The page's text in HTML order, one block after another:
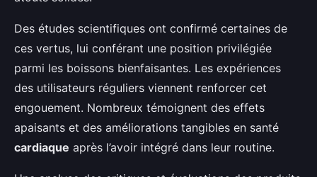
Des études scientifiques ont confirmé certaines de
ces vertus, lui conférant une position privilégiée
parmi les boissons bienfaisantes. Les expériences
des utilisateurs réguliers viennent renforcer cet
engouement. Nombreux témoignent des effets
apaisants et des améliorations tangibles en santé
cardiaque après l’avoir intégré dans leur routine.